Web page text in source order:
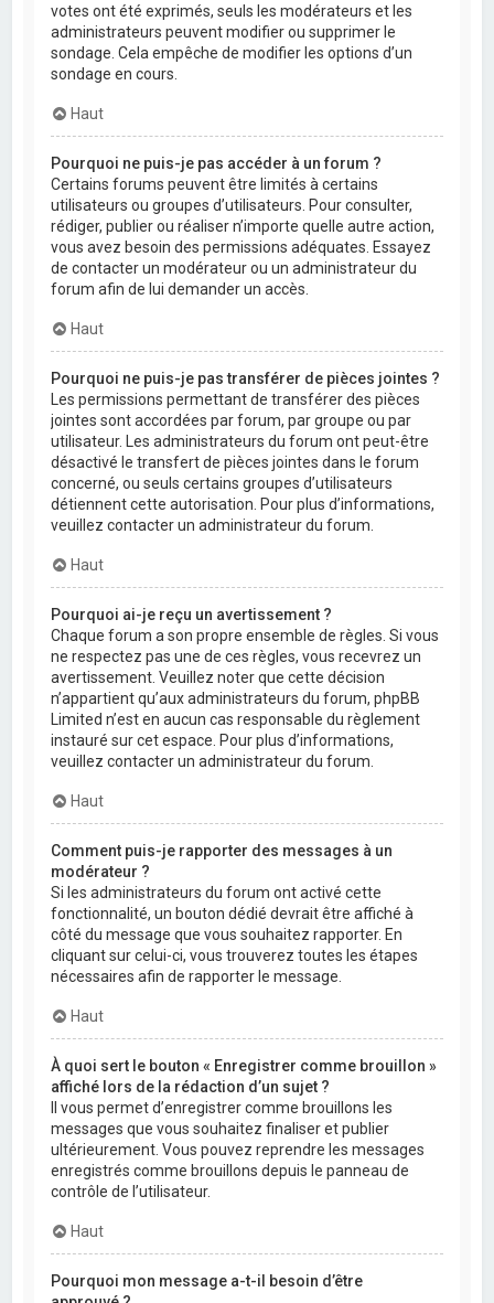
votes ont été exprimés, seuls les modérateurs et les
administrateurs peuvent modifier ou supprimer le
sondage. Cela empêche de modifier les options d’un
sondage en cours.
Haut
Pourquoi ne puis-je pas accéder à un forum ?
Certains forums peuvent être limités à certains
utilisateurs ou groupes d’utilisateurs. Pour consulter,
rédiger, publier ou réaliser n’importe quelle autre action,
vous avez besoin des permissions adéquates. Essayez
de contacter un modérateur ou un administrateur du
forum afin de lui demander un accès.
Haut
Pourquoi ne puis-je pas transférer de pièces jointes ?
Les permissions permettant de transférer des pièces
jointes sont accordées par forum, par groupe ou par
utilisateur. Les administrateurs du forum ont peut-être
désactivé le transfert de pièces jointes dans le forum
concerné, ou seuls certains groupes d’utilisateurs
détiennent cette autorisation. Pour plus d’informations,
veuillez contacter un administrateur du forum.
Haut
Pourquoi ai-je reçu un avertissement ?
Chaque forum a son propre ensemble de règles. Si vous
ne respectez pas une de ces règles, vous recevrez un
avertissement. Veuillez noter que cette décision
n’appartient qu’aux administrateurs du forum, phpBB
Limited n’est en aucun cas responsable du règlement
instauré sur cet espace. Pour plus d’informations,
veuillez contacter un administrateur du forum.
Haut
Comment puis-je rapporter des messages à un
modérateur ?
Si les administrateurs du forum ont activé cette
fonctionnalité, un bouton dédié devrait être affiché à
côté du message que vous souhaitez rapporter. En
cliquant sur celui-ci, vous trouverez toutes les étapes
nécessaires afin de rapporter le message.
Haut
À quoi sert le bouton « Enregistrer comme brouillon »
affiché lors de la rédaction d’un sujet ?
Il vous permet d’enregistrer comme brouillons les
messages que vous souhaitez finaliser et publier
ultérieurement. Vous pouvez reprendre les messages
enregistrés comme brouillons depuis le panneau de
contrôle de l’utilisateur.
Haut
Pourquoi mon message a-t-il besoin d’être